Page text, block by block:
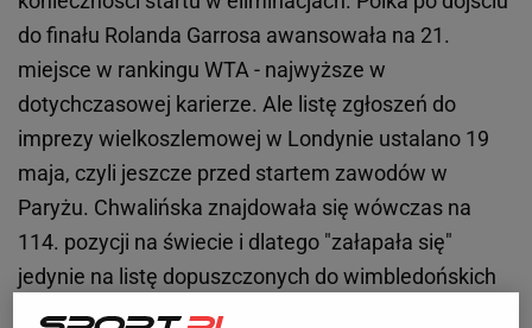
do finału Rolanda Garrosa awansowała na 21.
miejsce w rankingu WTA - najwyższe w
dotychczasowej karierze. Ale listę zgłoszeń do
imprezy wielkoszlemowej w Londynie ustalano 19
maja, czyli jeszcze przed startem zawodów w
Paryżu. Chwalińska znajdowała się wówczas na
114. pozycji na świecie i dlatego "załapała się"
jedynie na listę dopuszczonych do wimbledońskich
kwalifikacji. Jak to się skończy?